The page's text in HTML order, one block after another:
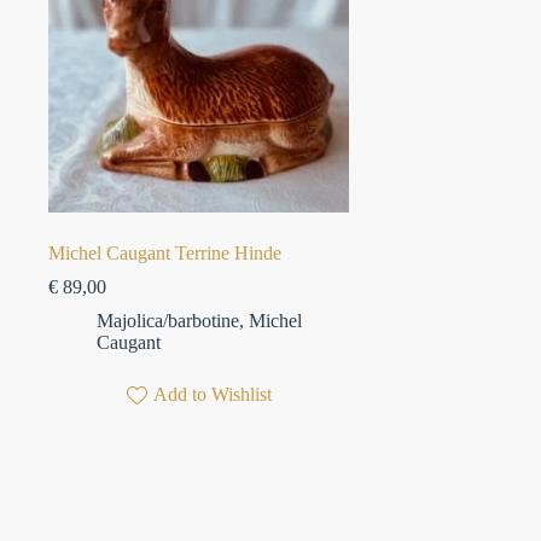
Michel Caugant Terrine Hinde
€ 89,00
Majolica/barbotine, Michel
Caugant
Add to Wishlist